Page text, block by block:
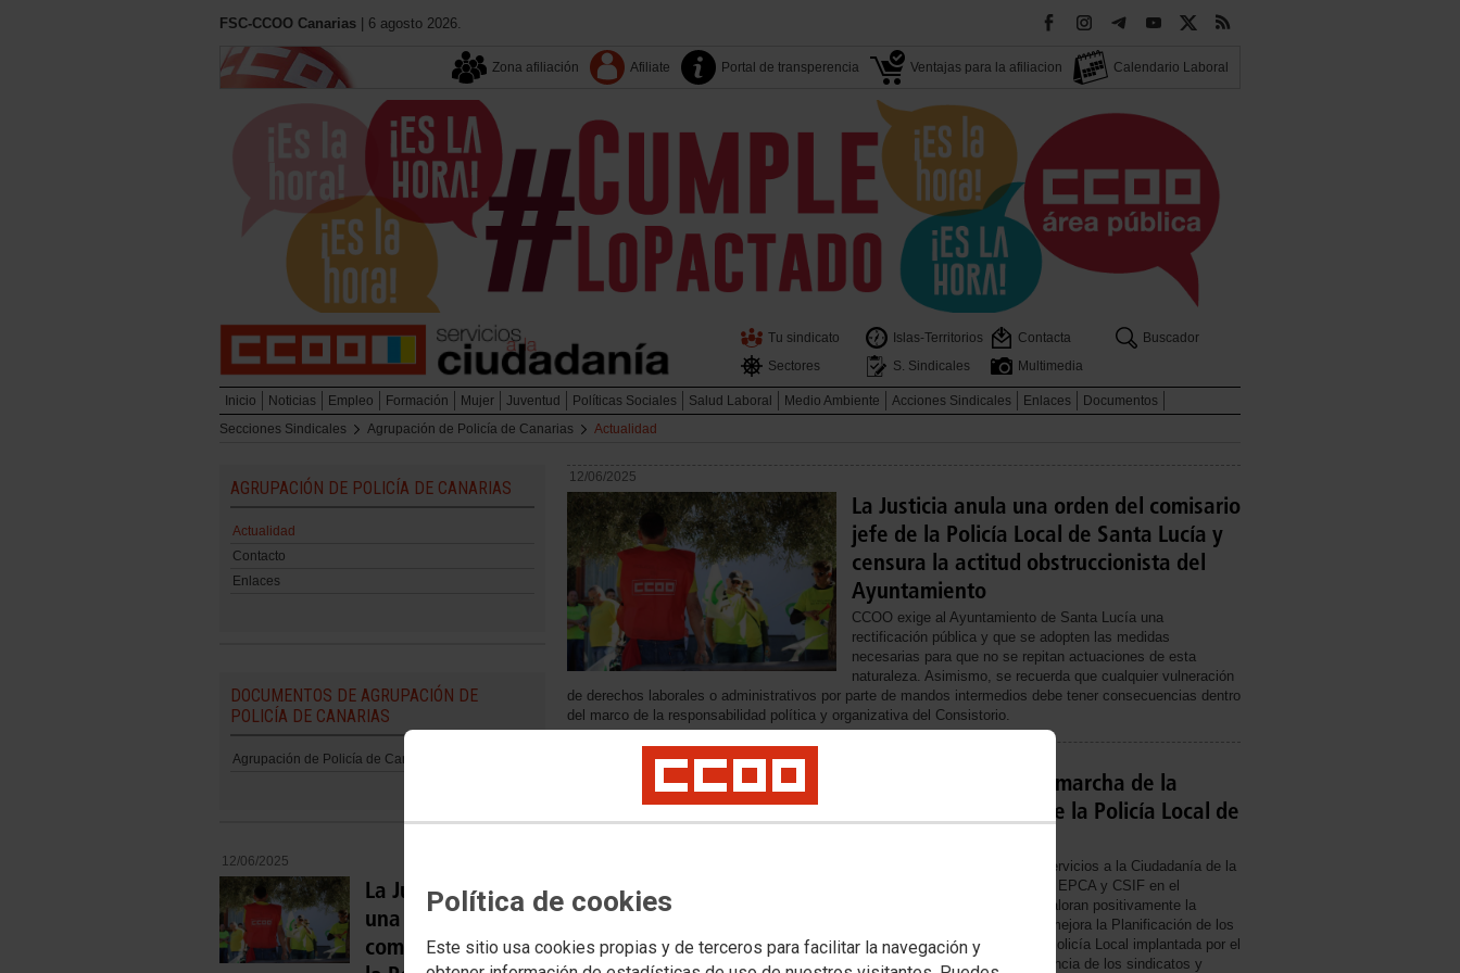
Política de cookies
Este sitio usa cookies propias y de terceros para facilitar la navegación y
FSC-CCOO Canarias | 6 agosto 2026.
Zona afiliación Afiliate Portal de transperencia Ventajas para la afiliacion Calendario Laboral
Tu sindicato Islas-Territorios Contacta
Buscador
Sectores
S. Sindicales Multimedia
Inicio Noticias Empleo Formación Mujer Juventud Políticas Sociales Salud Laboral Medio Ambiente Acciones Sindicales Enlaces
Documentos
Secciones Sindicales
Agrupación de Policía de Canarias Actualidad
AGRUPACIÓN DE POLICÍA DE CANARIAS
Actualidad
Contacto
Enlaces
DOCUMENTOS DE AGRUPACIÓN DE
POLICÍA DE CANARIAS
Agrupación de Policía de Canarias
12/06/2025
La Justicia anula
una orden del
comisario jefe de
12/06/2025
La Justicia anula una orden del comisario
jefe de la Policía Local de Santa Lucía y
censura la actitud obstruccionista del
Ayuntamiento
CCOO exige al Ayuntamiento de Santa Lucía una
rectificación pública y que se adopten las medidas
necesarias para que no se repitan actuaciones de esta
naturaleza. Asimismo, se recuerda que cualquier vulneración
de derechos laborales o administrativos por parte de mandos intermedios debe tener consecuencias dentro
del marco de la responsabilidad política y organizativa del Consistorio.
Sindicatos valoran la marcha de la
nueva planificación de la Policía Local de
Los sindicatos Federación de Servicios a la Ciudadanía de la
Comisiones Obreras Canarias,S EPCA y CSIF en el
Ayuntamiento de Santa Lucía valoran positivamente la
marcha del nuevo sistema que mejora la Planificación de los
Servicios de los Agentes de la Policía Local implantada por el
departamento del cuerpo a instancia de los sindicatos y